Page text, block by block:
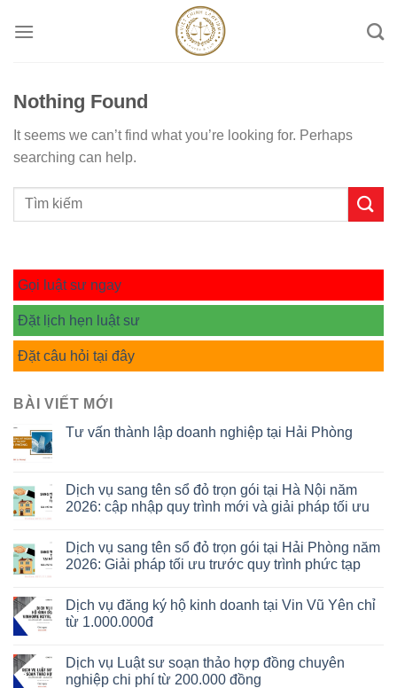
Nothing Found
It seems we can’t find what you’re looking for. Perhaps
searching can help.
Gọi luật sư ngay
Đặt lịch hẹn luật sư
Đặt câu hỏi tại đây
BÀI VIẾT MỚI
Tư vấn thành lập doanh nghiệp tại Hải Phòng
Dịch vụ sang tên sổ đỏ trọn gói tại Hà Nội năm
2026: cập nhập quy trình mới và giải pháp tối ưu
Dịch vụ sang tên sổ đỏ trọn gói tại Hải Phòng năm
2026: Giải pháp tối ưu trước quy trình phức tạp
Dịch vụ đăng ký hộ kinh doanh tại Vin Vũ Yên chỉ
từ 1.000.000đ
Dịch vụ Luật sư soạn thảo hợp đồng chuyên
nghiệp chi phí từ 200.000 đồng